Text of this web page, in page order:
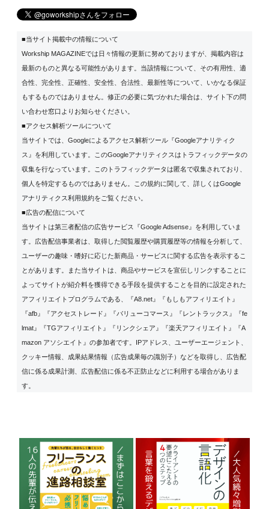
■当サイト掲載中の情報について
Workship MAGAZINEでは日々情報の更新に努めておりますが、掲載内容は
最新のものと異なる可能性があります。当該情報について、その有用性、適
合性、完全性、正確性、安全性、合法性、最新性等について、いかなる保証
もするものではありません。修正の必要に気づかれた場合は、サイト下の問
い合わせ窓口よりお知らせください。
■アクセス解析ツールについて
当サイトでは、Googleによるアクセス解析ツール『Googleアナリティク
ス』を利用しています。このGoogleアナリティクスはトラフィックデータの
収集を行なっています。このトラフィックデータは匿名で収集されており、
個人を特定するものではありません。この規約に関して、詳しくはGoogle
アナリティクス利用規約をご覧ください。
■広告の配信について
当サイトは第三者配信の広告サービス『Google Adsense』を利用していま
す。広告配信事業者は、取得した閲覧履歴や購買履歴等の情報を分析して、
ユーザーの趣味・嗜好に応じた新商品・サービスに関する広告を表示するこ
とがあります。また当サイトは、商品やサービスを宣伝しリンクすることに
よってサイトが紹介料を獲得できる手段を提供することを目的に設定された
アフィリエイトプログラムである、『A8.net』『もしもアフィリエイト』
『afb』『アクセストレード』『バリューコマース』『レントラックス』『fe
lmat』『TGアフィリエイト』『リンクシェア』『楽天アフィリエイト』『A
mazon アソシエイト』の参加者です。IPアドレス、ユーザーエージェント、
クッキー情報、成果結果情報（広告成果毎の識別子）などを取得し、広告配
信に係る成果計測、広告配信に係る不正防止などに利用する場合がありま
す。